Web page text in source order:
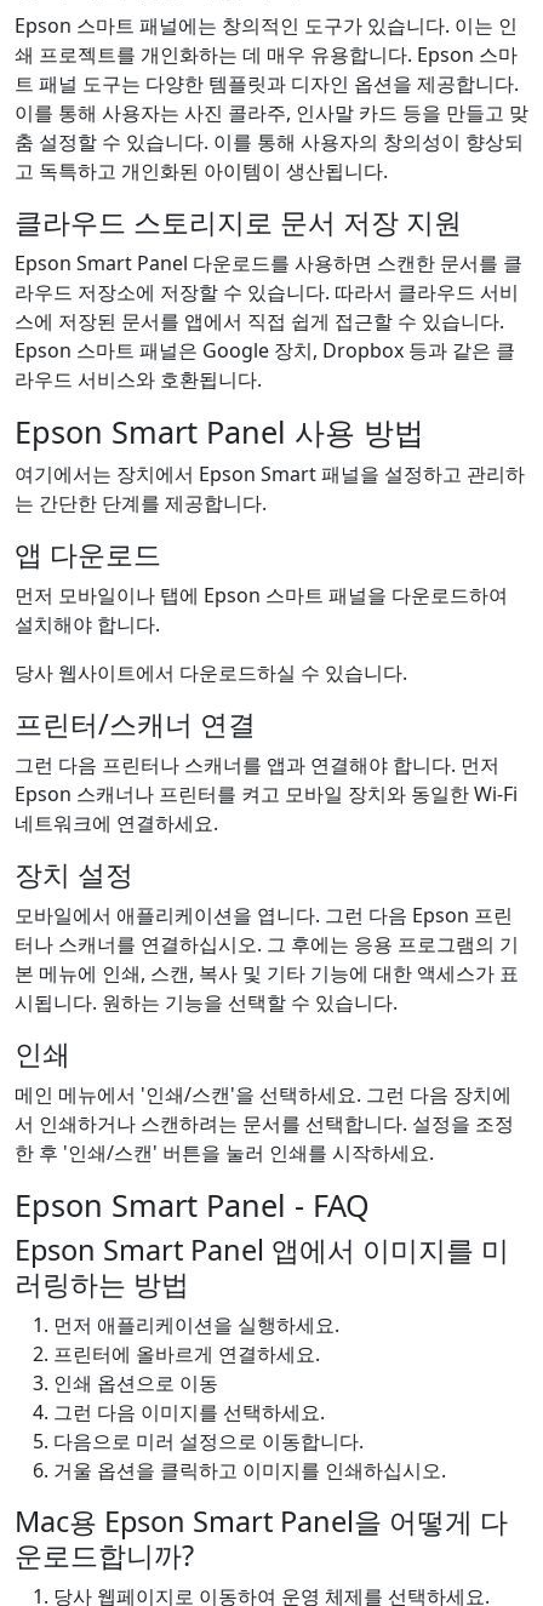
Epson 스마트 패널에는 창의적인 도구가 있습니다. 이는 인
쇄 프로젝트를 개인화하는 데 매우 유용합니다. Epson 스마
트 패널 도구는 다양한 템플릿과 디자인 옵션을 제공합니다.
이를 통해 사용자는 사진 콜라주, 인사말 카드 등을 만들고 맞
춤 설정할 수 있습니다. 이를 통해 사용자의 창의성이 향상되
고 독특하고 개인화된 아이템이 생산됩니다.
클라우드 스토리지로 문서 저장 지원
Epson Smart Panel 다운로드를 사용하면 스캔한 문서를 클
라우드 저장소에 저장할 수 있습니다. 따라서 클라우드 서비
스에 저장된 문서를 앱에서 직접 쉽게 접근할 수 있습니다.
Epson 스마트 패널은 Google 장치, Dropbox 등과 같은 클
라우드 서비스와 호환됩니다.
Epson Smart Panel 사용 방법
여기에서는 장치에서 Epson Smart 패널을 설정하고 관리하
는 간단한 단계를 제공합니다.
앱 다운로드
먼저 모바일이나 탭에 Epson 스마트 패널을 다운로드하여
설치해야 합니다.
당사 웹사이트에서 다운로드하실 수 있습니다.
프린터/스캐너 연결
그런 다음 프린터나 스캐너를 앱과 연결해야 합니다. 먼저
Epson 스캐너나 프린터를 켜고 모바일 장치와 동일한 Wi-Fi
네트워크에 연결하세요.
장치 설정
모바일에서 애플리케이션을 엽니다. 그런 다음 Epson 프린
터나 스캐너를 연결하십시오. 그 후에는 응용 프로그램의 기
본 메뉴에 인쇄, 스캔, 복사 및 기타 기능에 대한 액세스가 표
시됩니다. 원하는 기능을 선택할 수 있습니다.
인쇄
메인 메뉴에서 '인쇄/스캔'을 선택하세요. 그런 다음 장치에
서 인쇄하거나 스캔하려는 문서를 선택합니다. 설정을 조정
한 후 '인쇄/스캔' 버튼을 눌러 인쇄를 시작하세요.
Epson Smart Panel - FAQ
Epson Smart Panel 앱에서 이미지를 미
러링하는 방법
먼저 애플리케이션을 실행하세요.
프린터에 올바르게 연결하세요.
인쇄 옵션으로 이동
그런 다음 이미지를 선택하세요.
다음으로 미러 설정으로 이동합니다.
거울 옵션을 클릭하고 이미지를 인쇄하십시오.
Mac용 Epson Smart Panel을 어떻게 다
운로드합니까?
당사 웹페이지로 이동하여 운영 체제를 선택하세요.